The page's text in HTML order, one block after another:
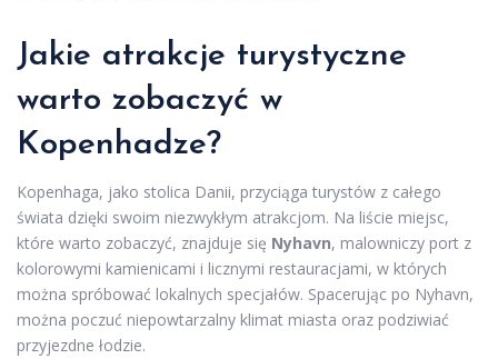
Jakie atrakcje turystyczne
warto zobaczyć w
Kopenhadze?
Kopenhaga, jako stolica Danii, przyciąga turystów z całego
świata dzięki swoim niezwykłym atrakcjom. Na liście miejsc,
które warto zobaczyć, znajduje się Nyhavn, malowniczy port z
kolorowymi kamienicami i licznymi restauracjami, w których
można spróbować lokalnych specjałów. Spacerując po Nyhavn,
można poczuć niepowtarzalny klimat miasta oraz podziwiać
przyjezdne łodzie.